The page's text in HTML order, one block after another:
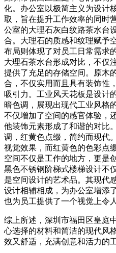
化。办公室以极简主义为设计
取，旨在提升工作效率的同时
公室的大理石灰白纹路茶水台
合。大理石的质感和纹理赋予
布局则体现了对员工日常需求
大理石茶水台形成对比，不仅
提供了充足的存储空间。原木
合，不仅实用而且具有装饰性
吸引力。工业风天花板是设计
暗色调，展现出现代工业风格
不仅增加了空间的感官体验，
他装饰元素形成了和谐的对比
调，红黄色点缀，简约而现代
视觉效果，而红黄色的色彩点
空间不仅是工作的地方，更是
黑色不锈钢阶梯式楼梯设计不
是空间设计的艺术品。其现代
设计相辅相成，为办公室增添
也为员工提供了一个视觉上令
综上所述，深圳市福田区皇庭
心选择的材料和简洁的现代风
效又舒适，充满创意和活力的